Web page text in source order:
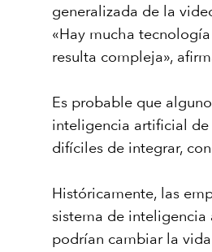
generalizada de la
«Hay mucha
resulta compleja»,
Es probable que
inteligencia artificial de
difíciles de integrar,
Históricamente, las
sistema de
podrían cambiar la vida